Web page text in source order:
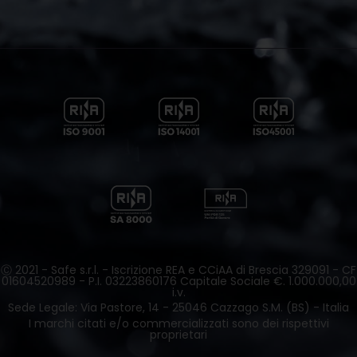
Ⓒ 2021 - Safe s.r.l. - Iscrizione REA e CCiAA di Brescia 329091 - CF
01604520989 - P.I. 03223860176 Capitale Sociale €. 1.000.000,00
i.v.
Sede Legale: Via Pastore, 14 - 25046 Cazzago S.M. (BS) - Italia
I marchi citati e/o commercializzati sono dei rispettivi
proprietari